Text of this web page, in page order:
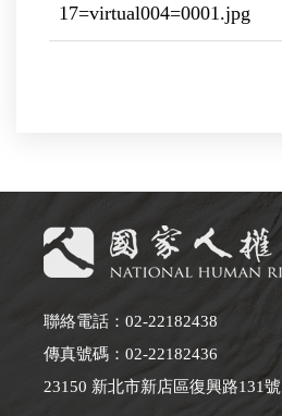
17=virtual004=0001.jpg
聯絡電話：02-22182438
傳真號碼：02-22182436
23150 新北市新店區復興路131號